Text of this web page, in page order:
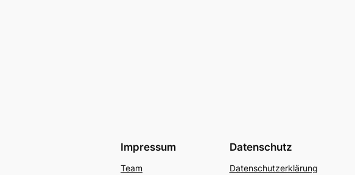
Impressum
Team
Datenschutz
Datenschutzerklärung